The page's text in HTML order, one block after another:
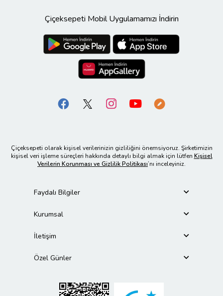
Çiçeksepeti Mobil Uygulamamızı İndirin
Çiçeksepeti olarak kişisel verilerinizin gizliliğini önemsiyoruz. Şirketimizin
kişisel veri işleme süreçleri hakkında detaylı bilgi almak için lütfen Kişisel
Verilerin Korunması ve Gizlilik Politikası’nı inceleyiniz.
Faydalı Bilgiler
Kurumsal
İletişim
Özel Günler